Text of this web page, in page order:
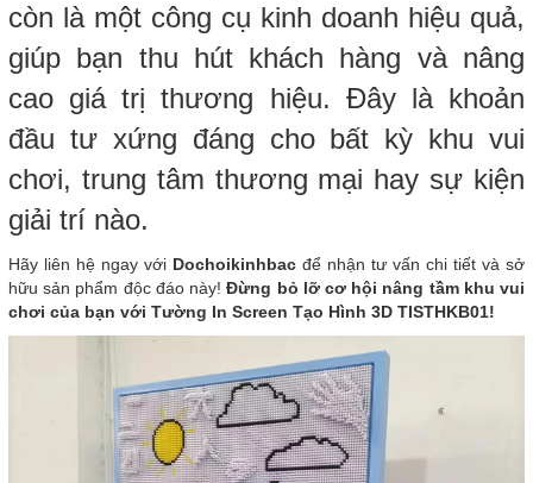
còn là một công cụ kinh doanh hiệu quả,
giúp bạn thu hút khách hàng và nâng
cao giá trị thương hiệu. Đây là khoản
đầu tư xứng đáng cho bất kỳ khu vui
chơi, trung tâm thương mại hay sự kiện
giải trí nào.
Hãy liên hệ ngay với Dochoikinhbac để nhận tư vấn chi tiết và sở
hữu sản phẩm độc đáo này!Đừng bỏ lỡ cơ hội nâng tầm khu vui
chơi của bạn với Tường In Screen Tạo Hình 3D TISTHKB01!